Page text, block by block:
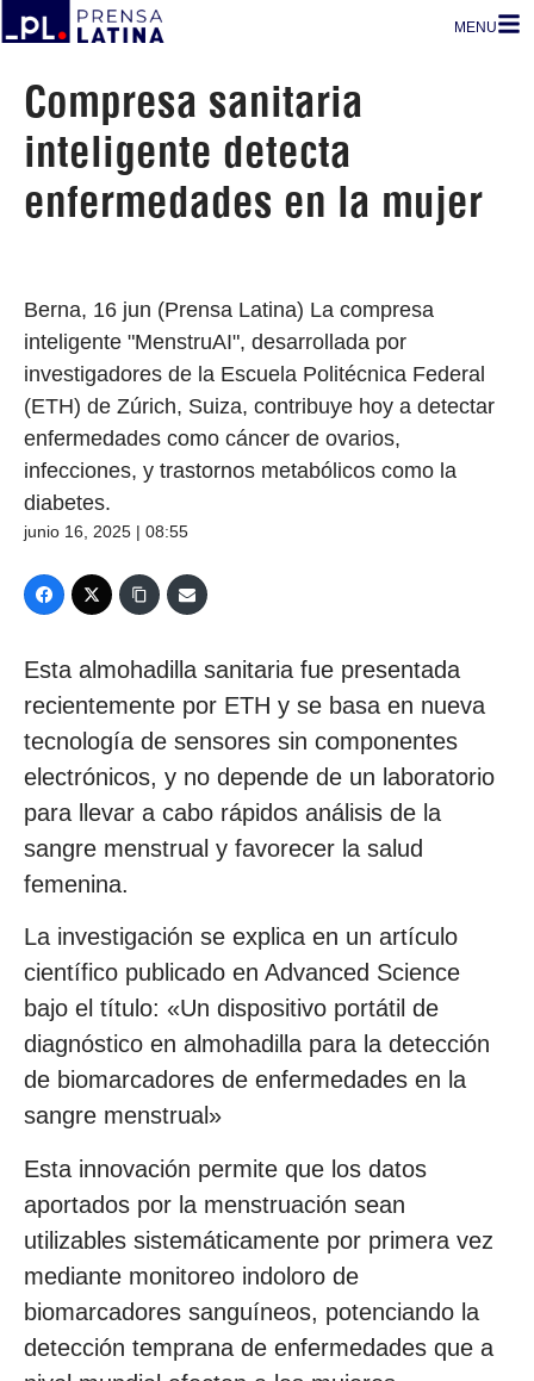
MENU
Compresa sanitaria
inteligente detecta
enfermedades en la mujer
Berna, 16 jun (Prensa Latina) La compresa
inteligente "MenstruAI", desarrollada por
investigadores de la Escuela Politécnica Federal
(ETH) de Zúrich, Suiza, contribuye hoy a detectar
enfermedades como cáncer de ovarios,
infecciones, y trastornos metabólicos como la
diabetes.
junio 16, 2025 | 08:55
Esta almohadilla sanitaria fue presentada
recientemente por ETH y se basa en nueva
tecnología de sensores sin componentes
electrónicos, y no depende de un laboratorio
para llevar a cabo rápidos análisis de la
sangre menstrual y favorecer la salud
femenina.
La investigación se explica en un artículo
científico publicado en Advanced Science
bajo el título: «Un dispositivo portátil de
diagnóstico en almohadilla para la detección
de biomarcadores de enfermedades en la
sangre menstrual»
Esta innovación permite que los datos
aportados por la menstruación sean
utilizables sistemáticamente por primera vez
mediante monitoreo indoloro de
biomarcadores sanguíneos, potenciando la
detección temprana de enfermedades que a